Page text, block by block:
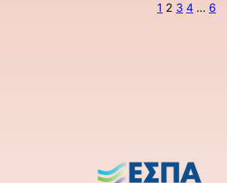
1 2 3 4 … 6